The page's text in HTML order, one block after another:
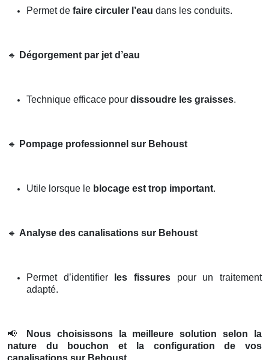
Permet de faire circuler l’eau dans les conduits.
🔹 Dégorgement par jet d’eau
Technique efficace pour dissoudre les graisses.
🔹 Pompage professionnel sur Behoust
Utile lorsque le blocage est trop important.
🔹 Analyse des canalisations sur Behoust
Permet d’identifier les fissures pour un traitement
adapté.
📢
Nous choisissons la meilleure solution selon la
nature du bouchon et la configuration de vos
canalisations sur Behoust.